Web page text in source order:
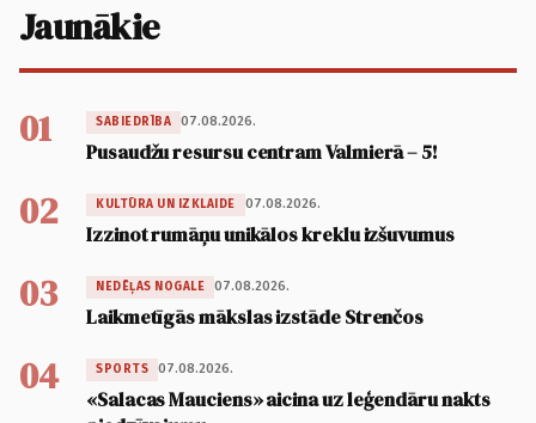
Jaunākie
01 SABIEDRĪBA 07.08.2026.
Pusaudžu resursu centram Valmierā – 5!
02 KULTŪRA UN IZKLAIDE 07.08.2026.
Izzinot rumāņu unikālos kreklu izšuvumus
03 NEDĒĻAS NOGALE 07.08.2026.
Laikmetīgās mākslas izstāde Strenčos
04 SPORTS 07.08.2026.
«Salacas Mauciens» aicina uz leģendāru nakts